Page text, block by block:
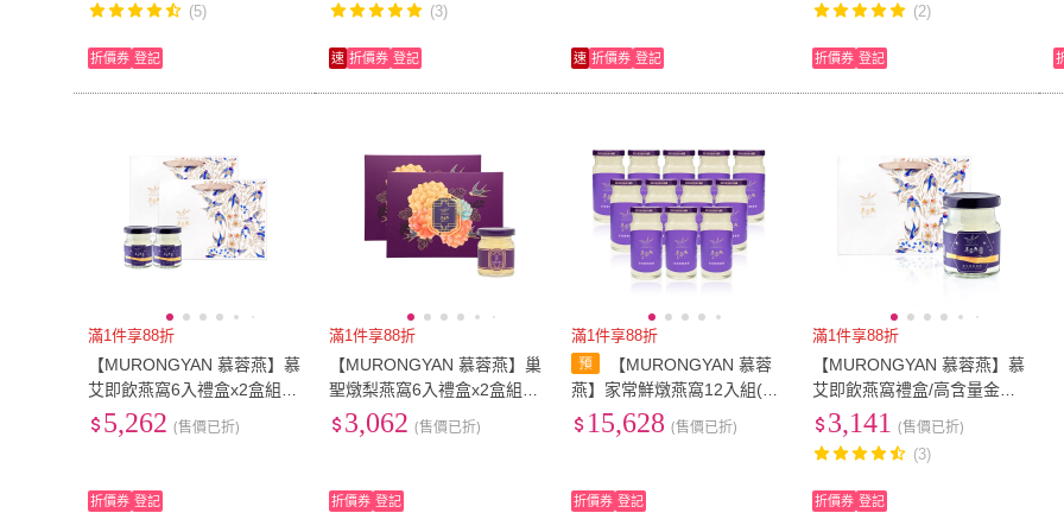
(5)
折價券 登記
(3)
速 折價券 登記 速 折價券 登記
(2)
折價券 登記
滿1件享88折
【MURONGYAN 慕蓉燕】慕
艾即飲燕窩6入禮盒x2盒組(7
0gx6入/盒/高含量金絲燕窩/
送禮首選/威品嚴選)
5,262 (售價已折)
折價券 登記
滿1件享88折
【MURONGYAN 慕蓉燕】巢
聖燉梨燕窩6入禮盒x2盒組(6
0g/瓶/禮盒/附提袋/威品嚴選)
3,062 (售價已折)
折價券 登記
滿1件享88折
【MURONGYAN 慕蓉
燕】家常鮮燉燕窩12入組(14
0公克/瓶/威品嚴選)
15,628 (售價已折)
折價券 登記
滿1件享88折
【MURONGYAN 慕蓉燕】慕
艾即飲燕窩禮盒/高含量金絲
燕窩(70gx6入/送禮首選/威品
嚴選)
3,141 (售價已折)
(3)
折價券 登記